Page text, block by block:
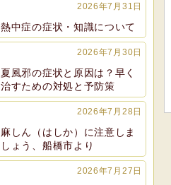
2026年7月31日
熱中症の症状・知識について
2026年7月30日
夏風邪の症状と原因は？早く
治すための対処と予防策
2026年7月28日
麻しん（はしか）に注意しま
しょう、船橋市より
2026年7月27日